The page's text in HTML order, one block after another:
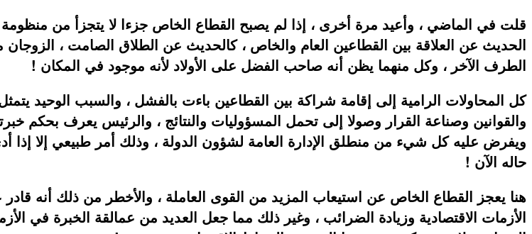
قلت في الماضي ، وأعيد مرة أخرى ، إذا لم يصبح القطاع الخاص جزءا لا يتجزأ من منظومة
الحديث عن العلاقة بين القطاعين العام والخاص ، كالحديث عن الطلاق الصامت ،
الطرف الآخر ، وكل منهما يظن أنه صاحب الفضل على الأولاد لأنه موجود في المكان !
كل المحاولات الرامية إلى إقامة شراكة بين القطاعين باءت بالفشل ، والسبب الوحيد
والقوانين وصناعة القرار وصولا إلى تحمل المسؤوليات والنتائج ، والرئيس يعرف بحكم
ويفرض عليه كل شيء من منطلق الإدارة العامة لشؤون الدولة ، وذلك أمر طبيعي إلا إذا
حاله الآن !
هنا يعجز القطاع الخاص عن استيعاب المزيد من القوى العاملة ، والأخطر من ذلك أنه قادر
الأزمات الاقتصادية وزيادة الضرائب ، وغير ذلك مما جعل العديد من عمالقة الخبرة في